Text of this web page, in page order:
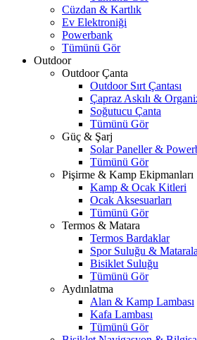
Cüzdan & Kartlık
Ev Elektroniği
Powerbank
Tümünü Gör
Outdoor
Outdoor Çanta
Outdoor Sırt Çantası
Çapraz Askılı &
Soğutucu Çanta
Tümünü Gör
Güç & Şarj
Solar Paneller &
Tümünü Gör
Pişirme & Kamp Ekipmanları
Kamp & Ocak Kitleri
Ocak Aksesuarları
Tümünü Gör
Termos & Matara
Termos Bardaklar
Spor Suluğu &
Bisiklet Suluğu
Tümünü Gör
Aydınlatma
Alan & Kamp Lambası
Kafa Lambası
Tümünü Gör